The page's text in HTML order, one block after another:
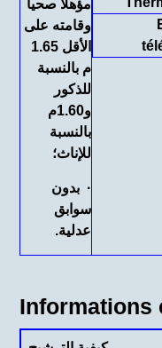
مؤهلا صحيا
وقامته على
الأقل 1.65
م بالنسبة
للذكور
و1.60م
بالنسبة
للإناث؛
· بدون
سوابق
عدلية.
Informations